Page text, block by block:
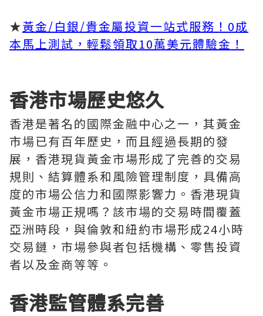
★黃金/白銀/貴金屬投資一站式服務！0成
本馬上測試，輕鬆領取10萬美元體驗金！
香港市場歷史悠久
香港是著名的國際金融中心之一，其黃金
市場已有百年歷史，而且經過長期的發
展，香港現貨黃金市場形成了完善的交易
規則、結算體系和風險管理制度，具備高
度的市場公信力和國際影響力。香港現貨
黃金市場正規嗎？該市場的交易時間覆蓋
亞洲時段，與倫敦和紐約市場形成24小時
交易鏈，市場參與者包括機構、零售投資
者以及金商等等。
香港監管體系完善